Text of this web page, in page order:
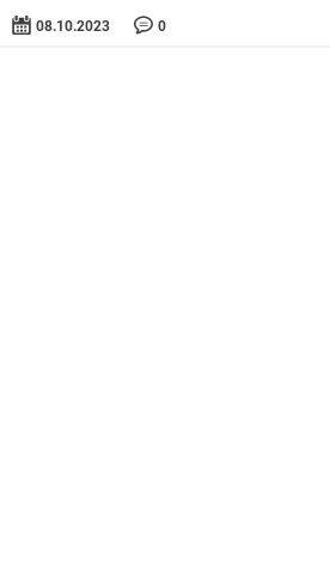
08.10.2023 0